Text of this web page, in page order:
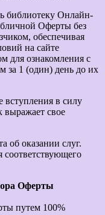
библиотеку Онлайн-
Оферты без
обеспечивая
на сайте
для ознакомления с
за 1 (один) день до их
вступления в силу
выражает свое
об оказании слуг.
соответствующего
Оферты
путем 100%